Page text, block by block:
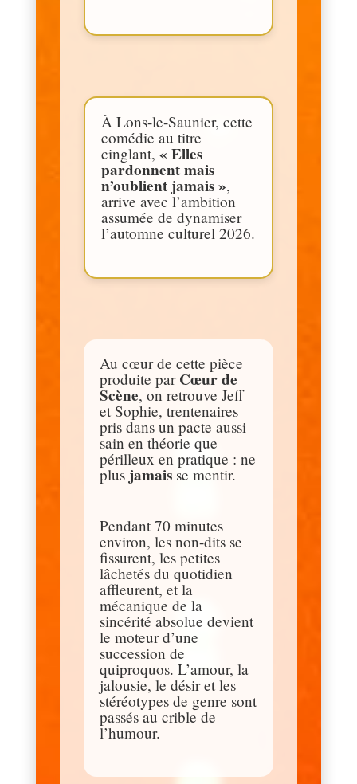
À Lons-le-Saunier, cette
comédie au titre
cinglant, « Elles
pardonnent mais
n’oublient jamais »,
arrive avec l’ambition
assumée de dynamiser
l’automne culturel 2026.
Au cœur de cette pièce
produite par Cœur de
Scène, on retrouve Jeff
et Sophie, trentenaires
pris dans un pacte aussi
sain en théorie que
périlleux en pratique : ne
plus jamaisse mentir.
Pendant 70 minutes
environ, les non-dits se
fissurent, les petites
lâchetés du quotidien
affleurent, et la
mécanique de la
sincérité absolue devient
le moteur d’une
succession de
quiproquos. L’amour, la
jalousie, le désir et les
stéréotypes de genre sont
passés au crible de
l’humour.